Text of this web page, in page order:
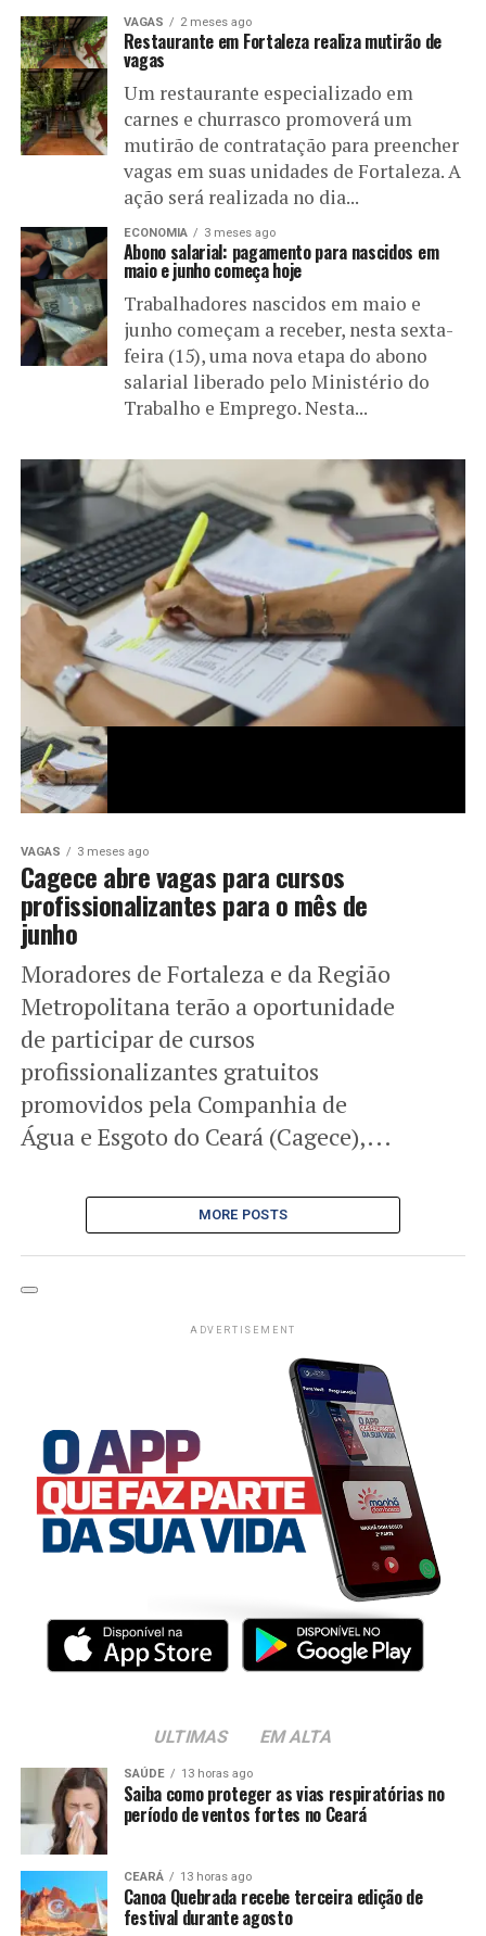
VAGAS 2 meses ago
Restaurante em Fortaleza realiza mutirão de
vagas
Um restaurante especializado em
carnes e churrasco promoverá um
mutirão de contratação para preencher
vagas em suas unidades de Fortaleza. A
ação será realizada no dia...
ECONOMIA 3 meses ago
Abono salarial: pagamento para nascidos em
maio e junho começa hoje
Trabalhadores nascidos em maio e
junho começam a receber, nesta sexta-
feira (15), uma nova etapa do abono
salarial liberado pelo Ministério do
Trabalho e Emprego. Nesta...
VAGAS 3 meses ago
Cagece abre vagas para cursos
profissionalizantes para o mês de
junho
Moradores de Fortaleza e da Região
Metropolitana terão a oportunidade
de participar de cursos
profissionalizantes gratuitos
promovidos pela Companhia de
Água e Esgoto do Ceará (Cagece),...
MORE POSTS
ADVERTISEMENT
ULTIMAS EM ALTA
SAÚDE 13 horas ago
Saiba como proteger as vias respiratórias no
período de ventos fortes no Ceará
CEARÁ 13 horas ago
Canoa Quebrada recebe terceira edição de
festival durante agosto